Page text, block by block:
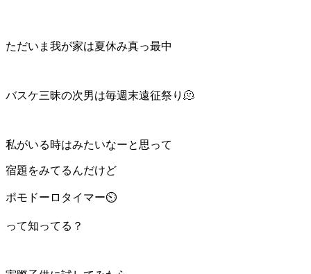
ただいま我が家は夏休み真っ最中
バスケ三昧の次男は毎週末遠征祭り🫠
私がいる時はみたいなーと思って
宿題をみてるんだけど
ポモドーロタイマー⏲️
って知ってる？